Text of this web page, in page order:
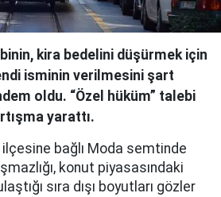
kira bedelini düşürmek için
isminin verilmesini şart
oldu. “Özel hüküm” talebi
yarattı.
ilçesine bağlı Moda semtinde
konut piyasasındaki
sıra dışı boyutları gözler